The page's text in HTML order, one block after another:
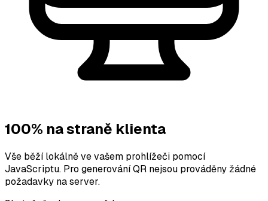
100% na straně klienta
Vše běží lokálně ve vašem prohlížeči pomocí
JavaScriptu. Pro generování QR nejsou prováděny žádné
požadavky na server.